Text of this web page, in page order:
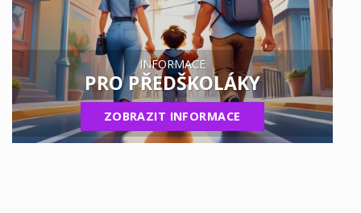
INFORMACE
PRO PŘEDŠKOLÁKY
ZOBRAZIT INFORMACE